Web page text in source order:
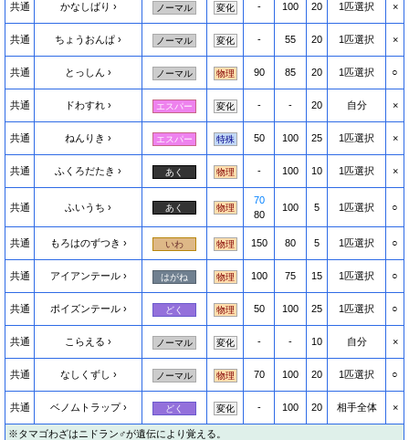
共通 かなしばり ノーマル 変化 - 100 20 1匹選択 ×
共通 ちょうおんぱ ノーマル 変化 - 55 20 1匹選択 ×
共通 とっしん ノーマル 物理 90 85 20 1匹選択 ○
共通 ドわすれ エスパー 変化 - - 20 自分 ×
共通 ねんりき エスパー 特殊 50 100 25 1匹選択 ×
共通 ふくろだたき あく 物理 - 100 10 1匹選択 ×
共通 ふいうち あく 物理
70
80
100 5 1匹選択 ○
共通 もろはのずつき いわ 物理 150 80 5 1匹選択 ○
共通 アイアンテール はがね 物理 100 75 15 1匹選択 ○
共通 ポイズンテール どく 物理 50 100 25 1匹選択 ○
共通 こらえる ノーマル 変化 - - 10 自分 ×
共通 なしくずし ノーマル 物理 70 100 20 1匹選択 ○
共通 ベノムトラップ どく 変化 - 100 20 相手全体 ×
※タマゴわざはニドラン♂が遺伝により覚える。